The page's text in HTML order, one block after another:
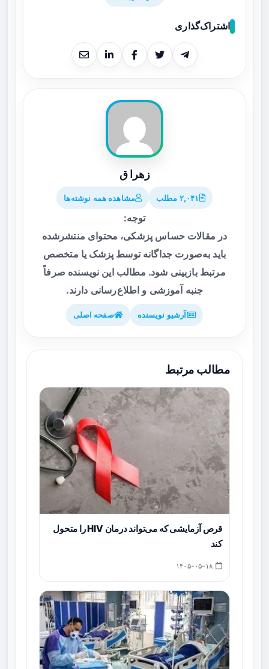
اشتراک‌گذاری
زهرا ق
۲,۰۴۱ مطلب مشاهده همه نوشته‌ها
توجه:
در مقالات حساس پزشکی، محتوای منتشرشده
باید به‌صورت جداگانه توسط پزشک یا متخصص
مرتبط بازبینی شود. مطالب این نویسنده صرفاً
جنبه آموزشی و اطلاع‌رسانی دارند.
آرشیو نویسنده صفحه اصلی
مطالب مرتبط
قرص آزمایشی که می‌تواند درمان HIV را متحول
کند